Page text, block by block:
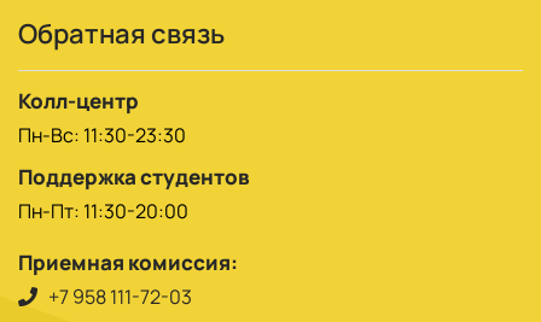
Обратная связь
Колл-центр
Пн-Вс: 11:30-23:30
Поддержка студентов
Пн-Пт: 11:30-20:00
Приемная комиссия:
+7 958 111-72-03